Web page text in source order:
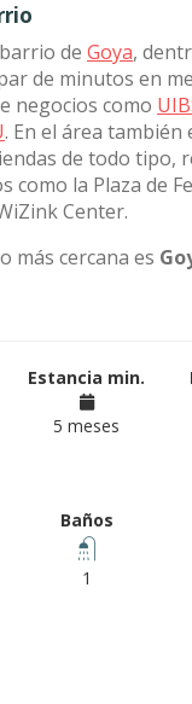
de Goya,
de minutos en
negocios como
. En el área
de todo tipo,
como la Plaza de
Center.
más cercana es
Estancia min.
5 meses
Baños
1